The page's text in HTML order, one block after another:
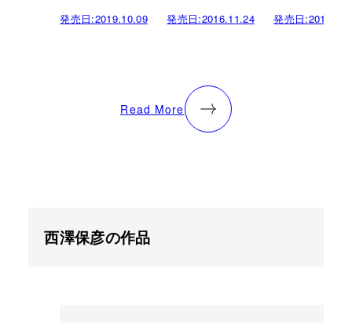
発売日:2019.10.09 発売日:2016.11.24 発売日:
Read More
西澤保彦の作品